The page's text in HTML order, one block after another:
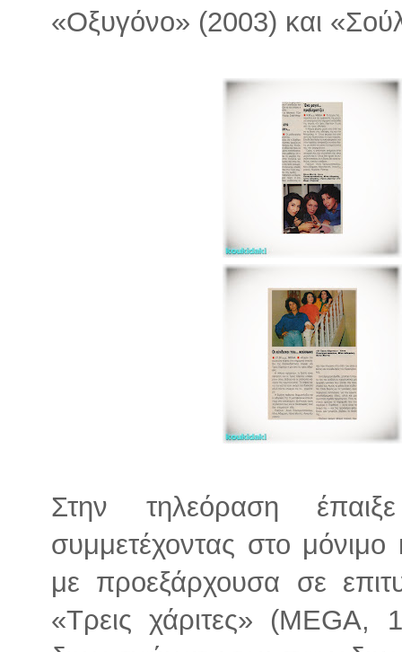
«Οξυγόνο» (2003) και
Στην τηλεόραση
συμμετέχοντας στο μόνιμο
με προεξάρχουσα σε
«Τρεις χάριτες» (MEGA,